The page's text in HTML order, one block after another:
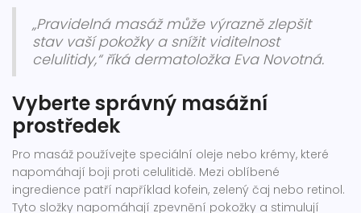
„Pravidelná masáž může výrazně zlepšit
stav vaší pokožky a snížit viditelnost
celulitidy,“ říká dermatoložka Eva Novotná.
Vyberte správný masážní
prostředek
Pro masáž používejte speciální oleje nebo krémy, které
napomáhají boji proti celulitidě. Mezi oblíbené
ingredience patří například kofein, zelený čaj nebo retinol.
Tyto složky napomáhají zpevnění pokožky a stimulují